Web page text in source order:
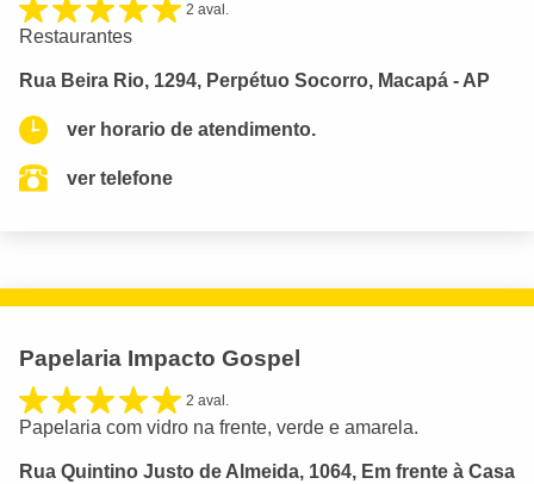
2 aval.
Restaurantes
Rua Beira Rio, 1294, Perpétuo Socorro, Macapá - AP
ver horario de atendimento.
ver telefone
Papelaria Impacto Gospel
2 aval.
Papelaria com vidro na frente, verde e amarela.
Rua Quintino Justo de Almeida, 1064, Em frente à Casa